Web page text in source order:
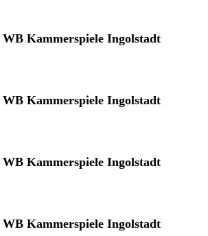
Kammerspiele Ingolstadt
Kammerspiele Ingolstadt
Kammerspiele Ingolstadt
Kammerspiele Ingolstadt